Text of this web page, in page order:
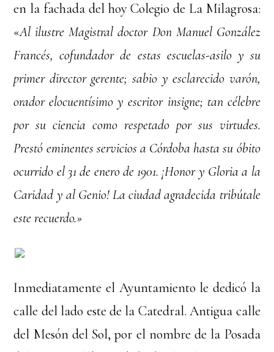
en la fachada del hoy Colegio de La Milagrosa:
«Al ilustre Magistral doctor Don Manuel González
Francés, cofundador de estas escuelas-asilo y su
primer director gerente; sabio y esclarecido varón,
orador elocuentísimo y escritor insigne; tan célebre
por su ciencia como respetado por sus virtudes.
Prestó eminentes servicios a Córdoba hasta su óbito
ocurrido el 31 de enero de 1901. ¡Honor y Gloria a la
Caridad y al Genio! La ciudad agradecida tribútale
este recuerdo.»
Inmediatamente el Ayuntamiento le dedicó la
calle del lado este de la Catedral. Antigua calle
del Mesón del Sol, por el nombre de la Posada